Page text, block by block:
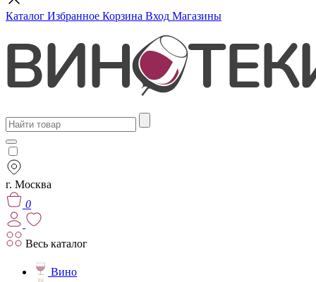
Каталог Избранное Корзина Вход Магазины
г. Москва
0
Весь каталог
Вино